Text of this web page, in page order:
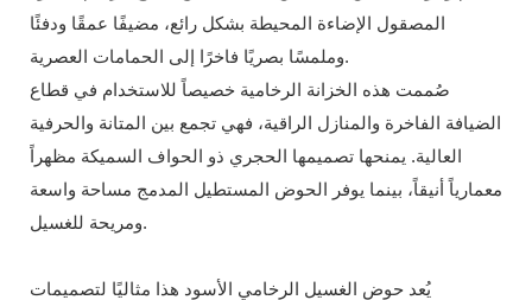
المصقول الإضاءة المحيطة بشكل رائع، مضيفًا عمقًا ودفئًا
وملمسًا بصريًا فاخرًا إلى الحمامات العصرية.
صُممت هذه الخزانة الرخامية خصيصاً للاستخدام في قطاع
الضيافة الفاخرة والمنازل الراقية، فهي تجمع بين المتانة والحرفية
العالية. يمنحها تصميمها الحجري ذو الحواف السميكة مظهراً
معمارياً أنيقاً، بينما يوفر الحوض المستطيل المدمج مساحة واسعة
ومريحة للغسيل.
يُعد حوض الغسيل الرخامي الأسود هذا مثاليًا لتصميمات